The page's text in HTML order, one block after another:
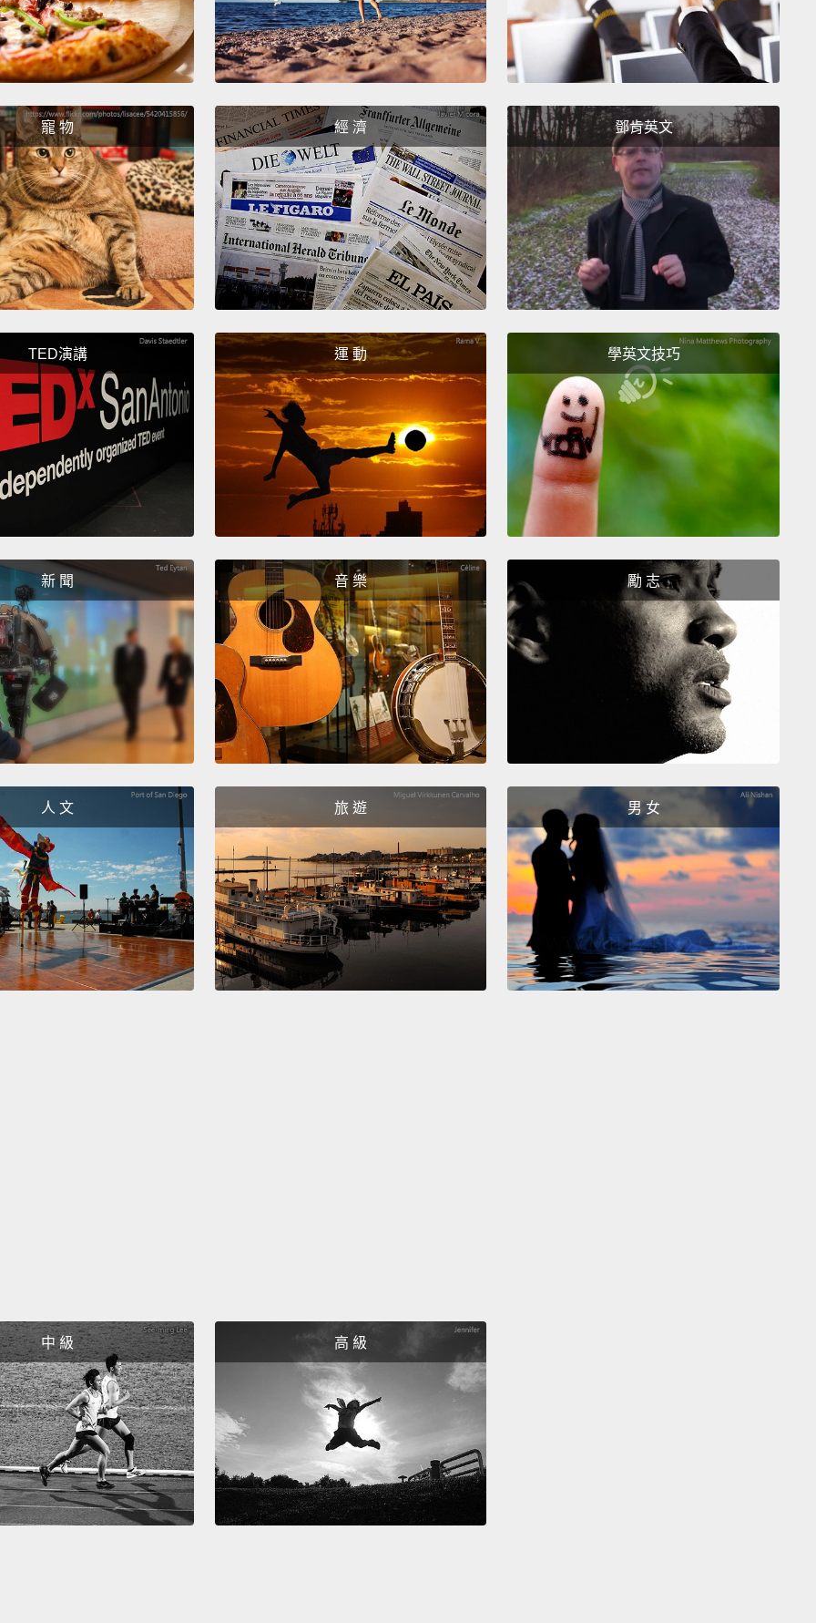
Ow!
噢嗚!
從－－
Oh!
噢!
On a scale of one to 10—
從一到十分－－
從一到十分，你的痛苦指數有幾分？
Zero.
零分。
哭也沒關係。
不、不、不、不、不－－
Crying is a natural response to pain.
哭泣是痛苦的自然反應。
I'm not crying.
我沒有要哭。
我會幫你掃描你受傷的地方。
Don't scan me.
不要掃描我。
Scan complete.
掃描完成。
寵 物 經 濟 鄧肯英文
TED演講 運 動 學英文技巧
新 聞 音 樂 勵 志
人 文 旅 遊 男 女
中 級 高 級